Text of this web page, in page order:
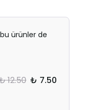
ürünler de
12.50 ₺ 7.50